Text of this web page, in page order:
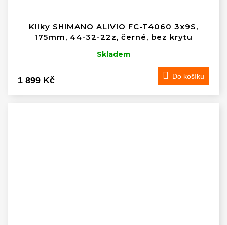
Kliky SHIMANO ALIVIO FC-T4060 3x9S,
175mm, 44-32-22z, černé, bez krytu
Skladem
1 899 Kč Do košíku